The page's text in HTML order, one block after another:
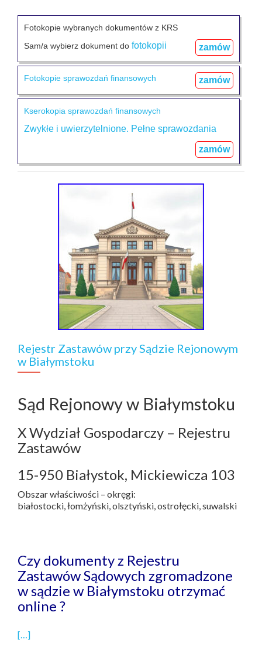
Fotokopie wybranych dokumentów z KRS
Sam/a wybierz dokument do fotokopii zamów
Fotokopie sprawozdań finansowych zamów
Kserokopia sprawozdań finansowych
Zwykłe i uwierzytelnione. Pełne sprawozdania
zamów
Rejestr Zastawów przy Sądzie Rejonowym
w Białymstoku
Sąd Rejonowy w Białymstoku
X Wydział Gospodarczy – Rejestru
Zastawów
15-950 Białystok, Mickiewicza 103
Obszar właściwości – okręgi:
białostocki, łomżyński, olsztyński, ostrołęcki, suwalski
Czy dokumenty z Rejestru
Zastawów Sądowych zgromadzone
w sądzie w Białymstoku otrzymać
online ?
[…]